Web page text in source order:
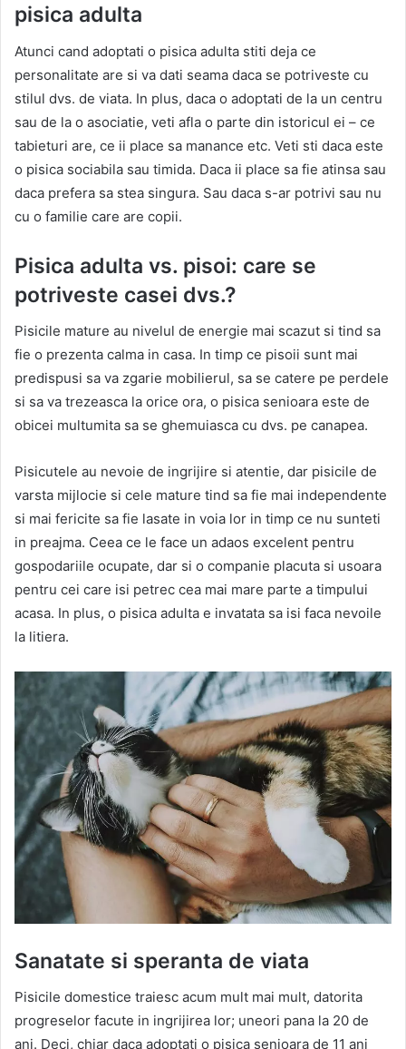
pisica adulta
Atunci cand adoptati o pisica adulta stiti deja ce
personalitate are si va dati seama daca se potriveste cu
stilul dvs. de viata. In plus, daca o adoptati de la un centru
sau de la o asociatie, veti afla o parte din istoricul ei – ce
tabieturi are, ce ii place sa manance etc. Veti sti daca este
o pisica sociabila sau timida. Daca ii place sa fie atinsa sau
daca prefera sa stea singura. Sau daca s-ar potrivi sau nu
cu o familie care are copii.
Pisica adulta vs. pisoi: care se
potriveste casei dvs.?
Pisicile mature au nivelul de energie mai scazut si tind sa
fie o prezenta calma in casa. In timp ce pisoii sunt mai
predispusi sa va zgarie mobilierul, sa se catere pe perdele
si sa va trezeasca la orice ora, o pisica senioara este de
obicei multumita sa se ghemuiasca cu dvs. pe canapea.
Pisicutele au nevoie de ingrijire si atentie, dar pisicile de
varsta mijlocie si cele mature tind sa fie mai independente
si mai fericite sa fie lasate in voia lor in timp ce nu sunteti
in preajma. Ceea ce le face un adaos excelent pentru
gospodariile ocupate, dar si o companie placuta si usoara
pentru cei care isi petrec cea mai mare parte a timpului
acasa. In plus, o pisica adulta e invatata sa isi faca nevoile
la litiera.
Sanatate si speranta de viata
Pisicile domestice traiesc acum mult mai mult, datorita
progreselor facute in ingrijirea lor; uneori pana la 20 de
ani. Deci, chiar daca adoptati o pisica senioara de 11 ani